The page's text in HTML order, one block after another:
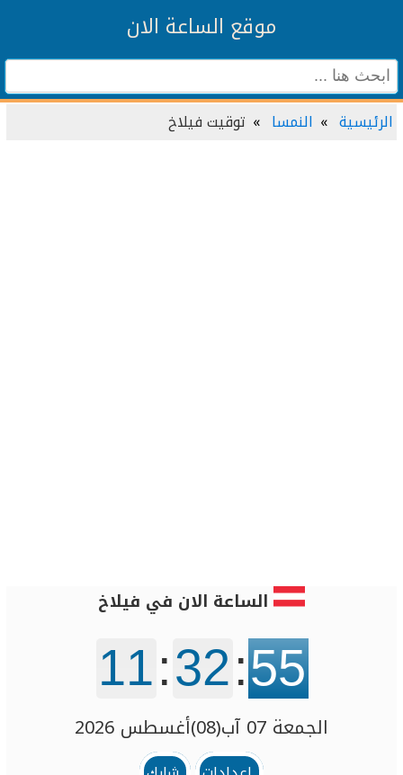
موقع الساعة الان
الرئيسية النمسا توقيت فيلاخ
الساعة الان في فيلاخ
11:32:55
الجمعة 07 آب(08)أغسطس 2026